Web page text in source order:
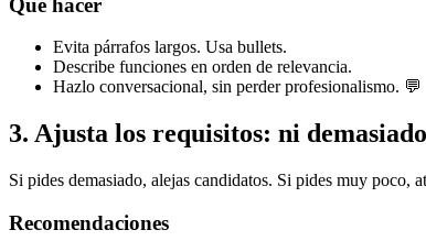
Evita párrafos largos. Usa bullets.
Describe funciones en orden de relevancia.
Hazlo conversacional, sin perder profesionalismo. 💬
3. Ajusta los requisitos: ni
Si pides demasiado, alejas candidatos. Si pides muy poco,
Recomendaciones